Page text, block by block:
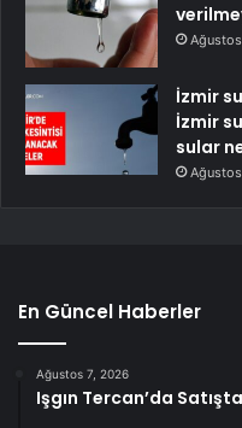
İzmir
İzmir
sular
En Güncel Haberler
Ağustos 7, 2026
Işgın Tercan’da Satışta